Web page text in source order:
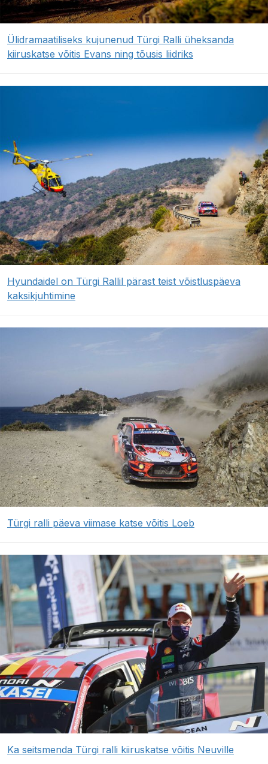
Ülidramaatiliseks kujunenud Türgi Ralli üheksanda
kiiruskatse võitis Evans ning tõusis liidriks
Hyundaidel on Türgi Rallil pärast teist võistluspäeva
kaksikjuhtimine
Türgi ralli päeva viimase katse võitis Loeb
Ka seitsmenda Türgi ralli kiiruskatse võitis Neuville